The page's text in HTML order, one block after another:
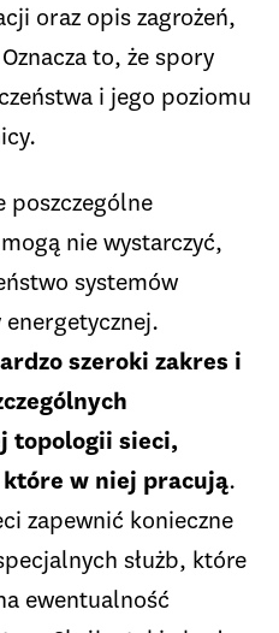
oraz opis zagrożeń,
to, że spory
i jego poziomu
poszczególne
nie wystarczyć,
systemów
szeroki zakres i
topologii sieci,
w niej pracują.
zapewnić konieczne
służb, które
ewentualność